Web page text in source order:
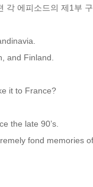
각 에피소드의 제1부
it to France?
the late 90’s.